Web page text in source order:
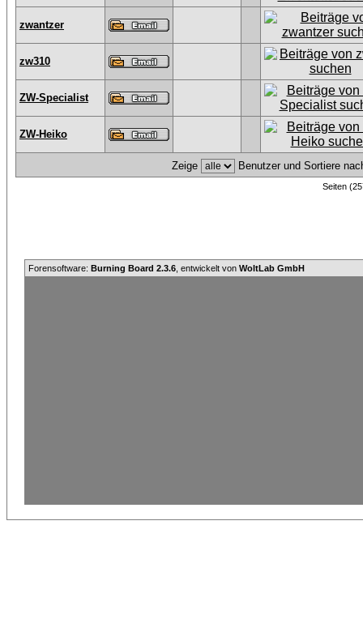
zwantzer
zw310
ZW-Specialist
ZW-Heiko
Zeige Benutzer und Sortiere
Seiten
Forensoftware: Burning Board 2.3.6 , entwickelt von WoltLab GmbH